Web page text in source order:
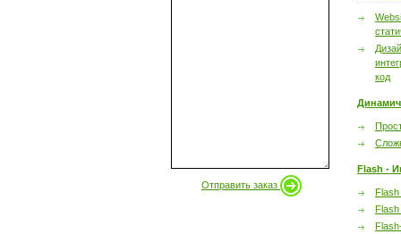
Отправить заказ
код
Flash -
Flash